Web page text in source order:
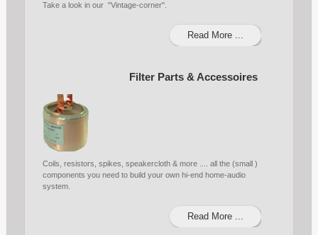
Take a look in our "Vintage-corner".
Read More ...
Filter Parts & Accessoires
Coils, resistors, spikes, speakercloth & more .... all the (small )
components you need to build your own hi-end home-audio
system.
Read More ...